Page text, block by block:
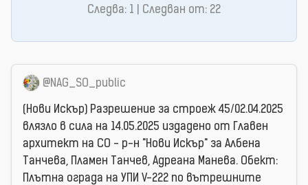
Следва: 1 | Следван от: 22
@NAG_SO_public
(Нови Искър) Разрешение за строеж 45/02.04.2025
влязло в сила на 14.05.2025 издаденo от Главен
архитект на СО - р-н "Нови Искър" за Албена
Танчева, Пламен Танчев, Адреана Манева. Обект:
Плътна ограда на УПИ V-222 по вътрешните